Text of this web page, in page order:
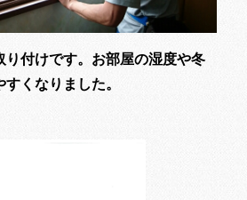
付けです。お部屋の湿度や冬
くなりました。